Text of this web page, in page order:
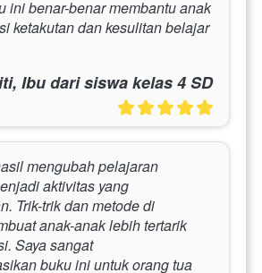
ini benar-benar membantu anak
ketakutan dan kesulitan belajar
Ibu dari siswa kelas 4 SD
mengubah pelajaran
aktivitas yang
Trik-trik dan metode di
anak-anak lebih tertarik
Saya sangat
buku ini untuk orang tua